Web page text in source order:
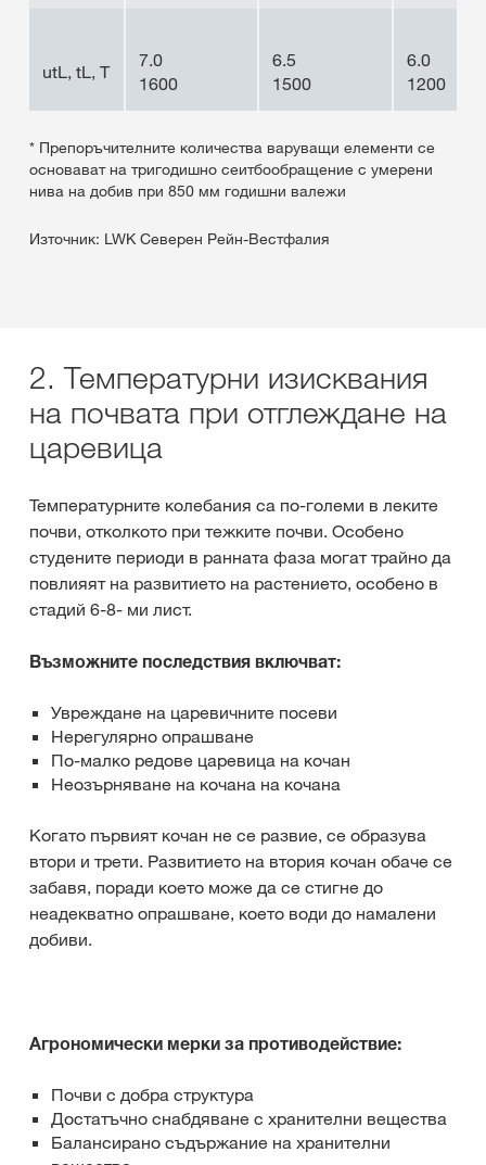
utL, tL, T
7.0
1600
6.5
1500
6.0
1200
* Препоръчителните количества варуващи елементи се
основават на тригодишно сеитбообращение с умерени
нива на добив при 850 мм годишни валежи
Източник: LWK Северен Рейн-Вестфалия
2. Температурни изисквания
на почвата при отглеждане на
царевица
Температурните колебания са по-големи в леките
почви, отколкото при тежките почви. Особено
студените периоди в ранната фаза могат трайно да
повлияят на развитието на растението, особено в
стадий 6-8- ми лист.
Възможните последствия включват:
Увреждане на царевичните посеви
Нерегулярно опрашване
По-малко редове царевица на кочан
Неозърняване на кочана на кочана
Когато първият кочан не се развие, се образува
втори и трети. Развитието на втория кочан обаче се
забавя, поради което може да се стигне до
неадекватно опрашване, което води до намалени
добиви.
Агрономически мерки за противодействие:
Почви с добра структура
Достатъчно снабдяване с хранителни вещества
Балансирано съдържание на хранителни